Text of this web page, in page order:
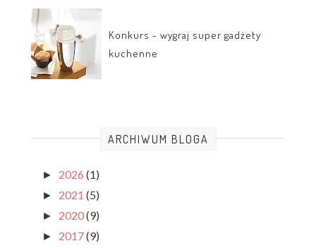
Konkurs - wygraj super gadżety
kuchenne
ARCHIWUM BLOGA
► 2026 (1)
► 2021 (5)
► 2020(9)
► 2017(9)